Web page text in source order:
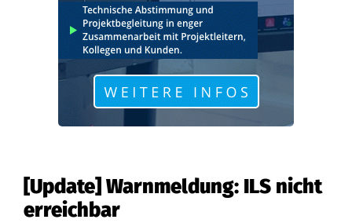
[Update] Warnmeldung: ILS nicht
erreichbar